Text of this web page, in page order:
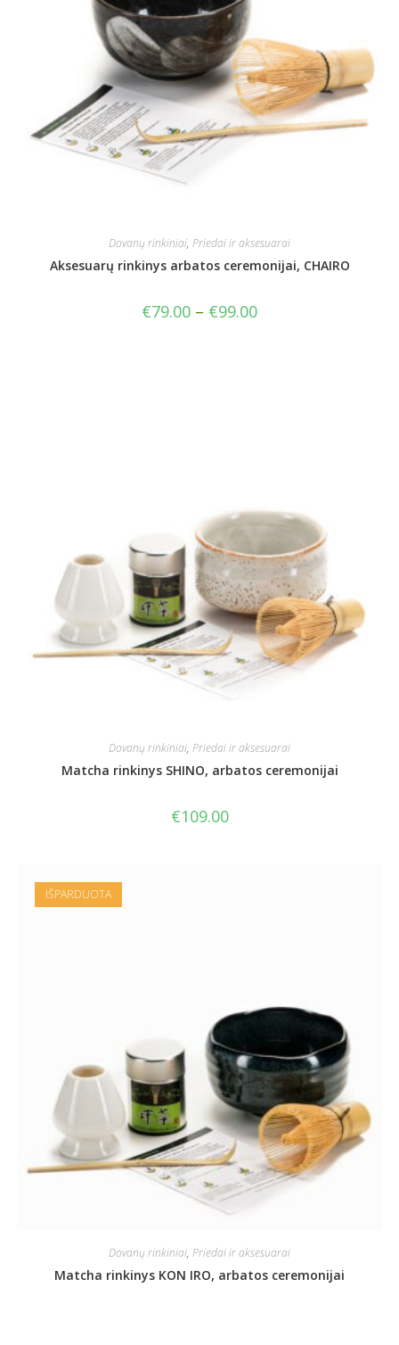
Dovanų rinkiniai, Priedai ir aksesuarai
Aksesuarų rinkinys arbatos ceremonijai, CHAIRO
€79.00 – €99.00
Dovanų rinkiniai, Priedai ir aksesuarai
Matcha rinkinys SHINO, arbatos ceremonijai
€109.00
IŠPARDUOTA
Dovanų rinkiniai, Priedai ir aksesuarai
Matcha rinkinys KON IRO, arbatos ceremonijai